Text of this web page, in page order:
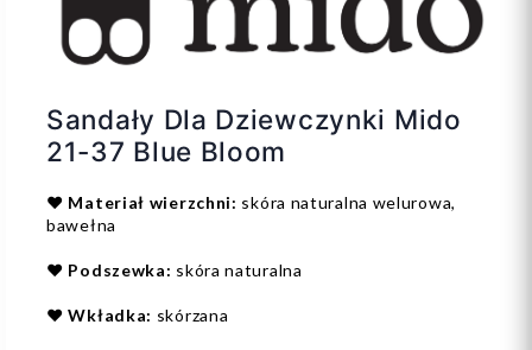
Sandały Dla Dziewczynki Mido
21-37 Blue Bloom
❤️ Materiał wierzchni: skóra naturalna welurowa,
bawełna
❤️ Podszewka: skóra naturalna
❤️Wkładka: skórzana